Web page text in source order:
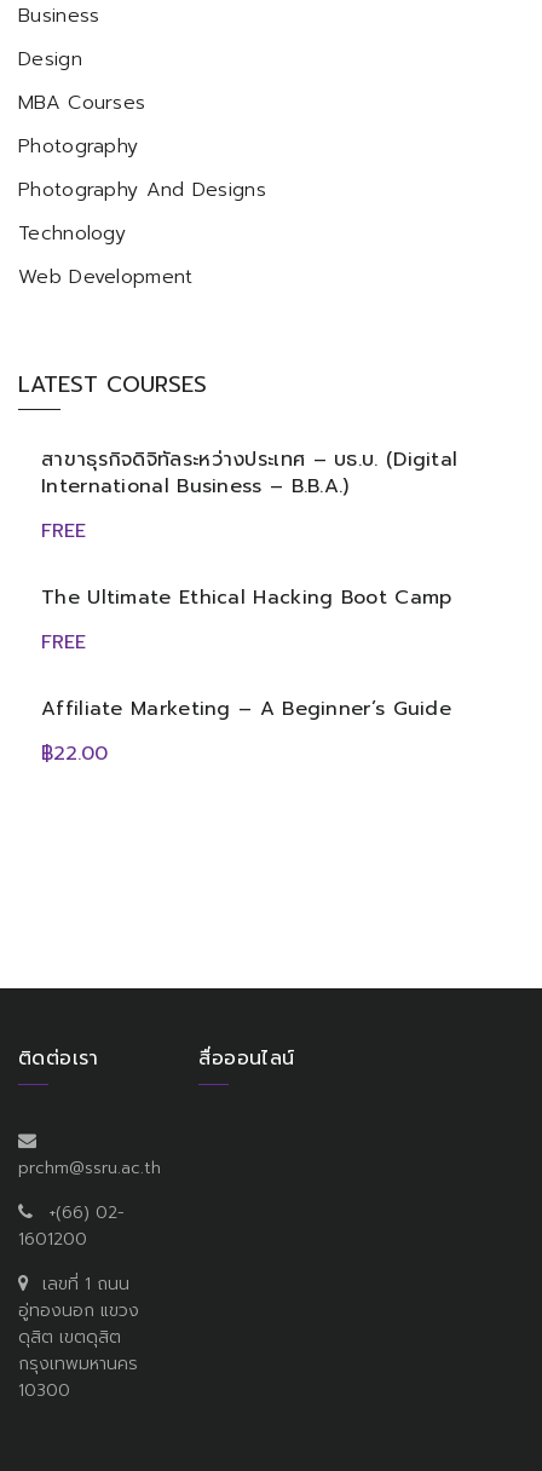
Business
Design
MBA Courses
Photography
Photography And Designs
Technology
Web Development
LATEST COURSES
สาขาธุรกิจดิจิทัลระหว่างประเทศ – บธ.บ. (Digital
International Business – B.B.A.)
FREE
The Ultimate Ethical Hacking Boot Camp
FREE
Affiliate Marketing – A Beginner’s Guide
฿22.00
ติดต่อเรา
prchm@ssru.ac.th
+(66) 02-
1601200
เลขที่ 1 ถนน
อู่ทองนอก แขวง
ดุสิต เขตดุสิต
กรุงเทพมหานคร
10300
สื่อออนไลน์